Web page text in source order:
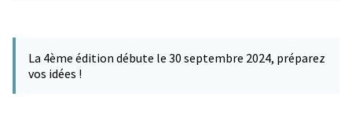
−
La 4ème édition débute le 30 septembre 2024, préparez
vos idées !